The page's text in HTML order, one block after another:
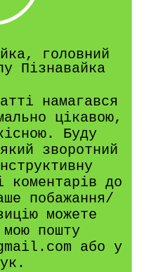
головний
Пізнавайка
намагався
цікавою,
Буду
зворотний
коментарів до
побажання/
можете
пошту
або у